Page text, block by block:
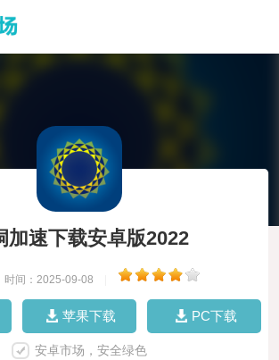
加速下载安卓版2022
时间：2025-09-08
苹果下载 PC下载
安卓市场，安全绿色